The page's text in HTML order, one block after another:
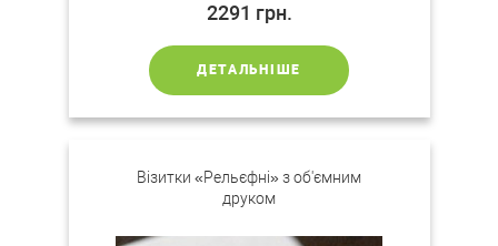
2291 грн.
ДЕТАЛЬНІШЕ
Візитки «Рельєфні» з об'ємним
друком